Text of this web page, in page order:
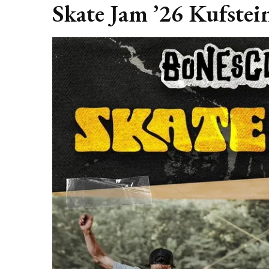
Skate Jam ’26